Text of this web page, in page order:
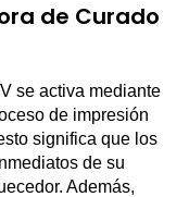
de Curado
se activa mediante
de impresión
significa que los
de su
Además,